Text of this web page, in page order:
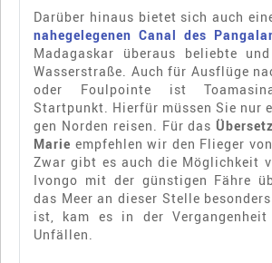
Darüber hinaus bietet sich auch
nahegelegenen Canal des
Madagaskar überaus beliebte
Wasserstraße. Auch für Ausflüge
oder Foulpointe ist
Startpunkt. Hierfür müssen Sie nur
gen Norden reisen. Für das
Marie empfehlen wir den Flieger
Zwar gibt es auch die Möglichkeit
Ivongo mit der günstigen Fähre
das Meer an dieser Stelle
ist, kam es in der
Unfällen.